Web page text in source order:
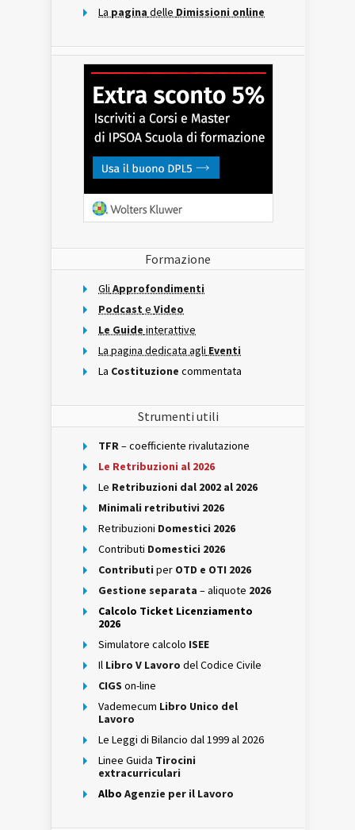
La pagina delle Dimissioni online
Formazione
Gli Approfondimenti
Podcast e Video
Le Guide interattive
La pagina dedicata agli Eventi
La Costituzione commentata
Strumenti utili
TFR– coefficiente rivalutazione
Le Retribuzioni al 2026
Le Retribuzioni dal 2002 al 2026
Minimali retributivi 2026
Retribuzioni Domestici 2026
Contributi Domestici 2026
Contributi per OTD e OTI 2026
Gestione separata – aliquote 2026
Calcolo Ticket Licenziamento
2026
Simulatore calcolo ISEE
Il Libro V Lavoro del Codice Civile
CIGS on-line
Vademecum Libro Unico del
Lavoro
Le Leggi di Bilancio dal 1999 al 2026
Linee Guida Tirocini
extracurriculari
Albo Agenzie per il Lavoro